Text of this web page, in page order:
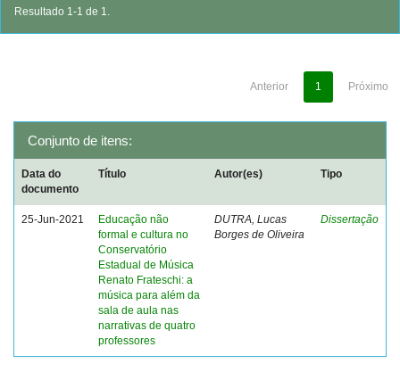
Resultado 1-1 de 1.
Anterior 1 Próximo
Conjunto de itens:
Data do
documento
Título Autor(es) Tipo
25-Jun-2021
Educação não
formal e cultura no
Conservatório
Estadual de Música
Renato Frateschi: a
música para além da
sala de aula nas
narrativas de quatro
professores
DUTRA, Lucas
Borges de Oliveira
Dissertação